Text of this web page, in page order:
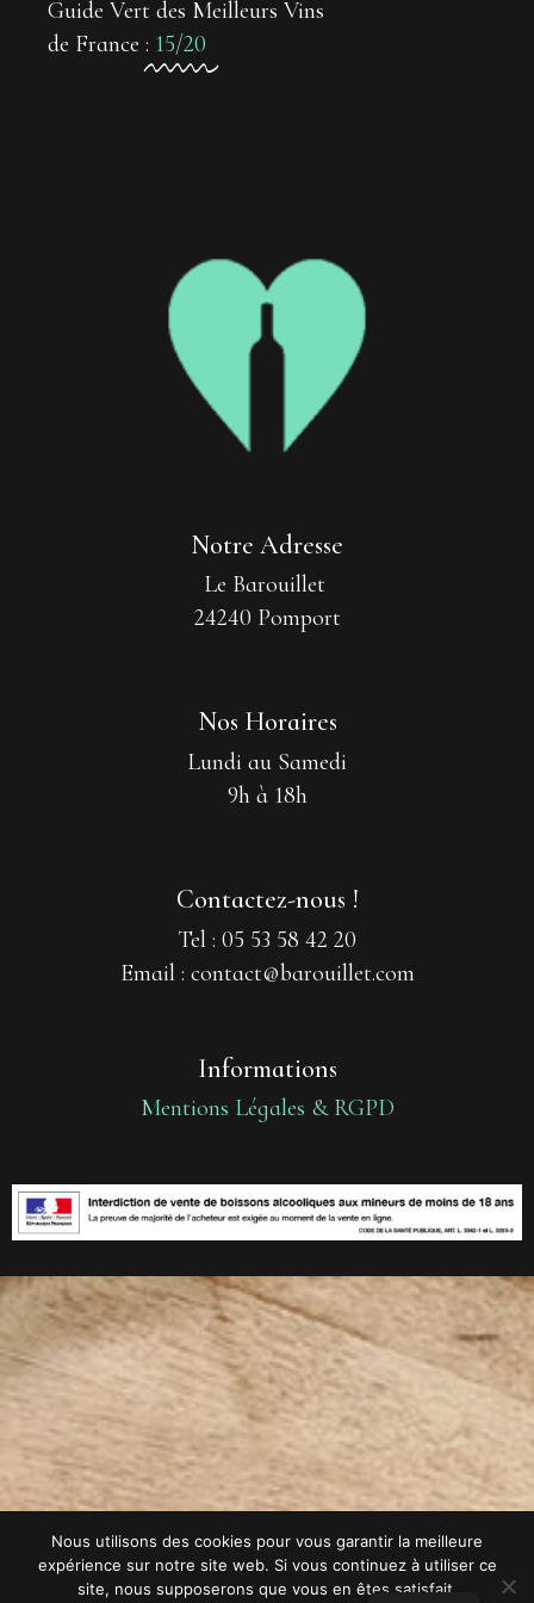
Guide Vert des Meilleurs Vins
de France : 15/20
Notre Adresse
Le Barouillet
24240 Pomport
Nos Horaires
Lundi au Samedi
9h à 18h
Contactez-nous !
Tel : 05 53 58 42 20
Email : contact@barouillet.com
Informations
Mentions Légales & RGPD
Nous utilisons des cookies pour vous garantir la meilleure
expérience sur notre site web. Si vous continuez à utiliser ce
site, nous supposerons que vous en êtes satisfait.